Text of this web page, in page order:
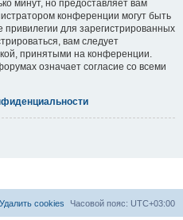
минут, но предоставляет вам
конференции могут быть
для зарегистрированных
вам следует
принятыми на конференции.
означает согласие со всеми
Часовой пояс: UTC+03:00
Удалить cookies